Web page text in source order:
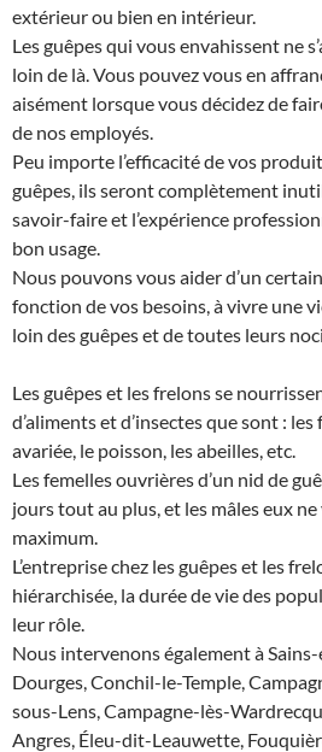
extérieur ou bien en intérieur.
Les guêpes qui vous envahissent ne
loin de là. Vous pouvez vous en
aisément lorsque vous décidez de
de nos employés.
Peu importe l’efficacité de vos
guêpes, ils seront complètement
savoir-faire et l’expérience
bon usage.
Nous pouvons vous aider d’un
fonction de vos besoins, à vivre une
loin des guêpes et de toutes leurs
Les guêpes et les frelons se
d’aliments et d’insectes que sont :
avariée, le poisson, les abeilles, etc.
Les femelles ouvrières d’un nid de
jours tout au plus, et les mâles eux
maximum.
L’entreprise chez les guêpes et les
hiérarchisée, la durée de vie des
leur rôle.
Nous intervenons également à
Dourges, Conchil-le-Temple,
sous-Lens, Campagne-lès-
Angres, Éleu-dit-Leauwette,